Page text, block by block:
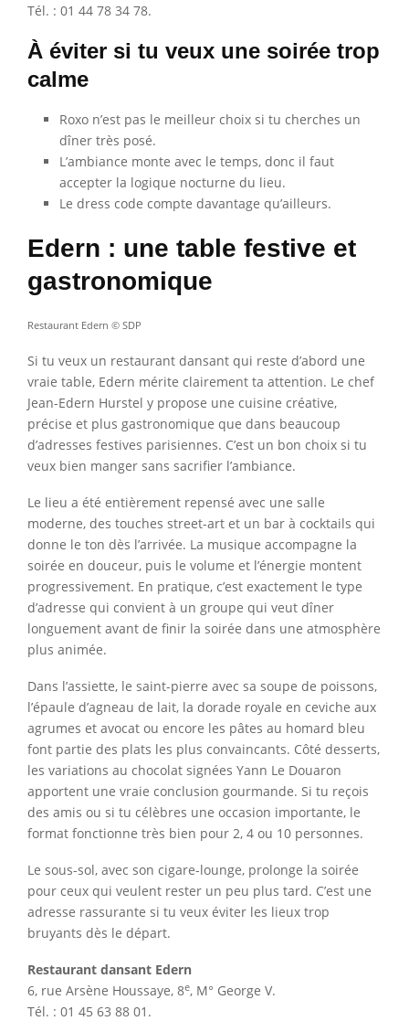
Tél. : 01 44 78 34 78.
À éviter si tu veux une soirée trop
calme
Roxo n’est pas le meilleur choix si tu cherches un
dîner très posé.
L’ambiance monte avec le temps, donc il faut
accepter la logique nocturne du lieu.
Le dress code compte davantage qu’ailleurs.
Edern : une table festive et
gastronomique
Restaurant Edern © SDP
Si tu veux un restaurant dansant qui reste d’abord une
vraie table, Edern mérite clairement ta attention. Le chef
Jean-Edern Hurstel y propose une cuisine créative,
précise et plus gastronomique que dans beaucoup
d’adresses festives parisiennes. C’est un bon choix si tu
veux bien manger sans sacrifier l’ambiance.
Le lieu a été entièrement repensé avec une salle
moderne, des touches street-art et un bar à cocktails qui
donne le ton dès l’arrivée. La musique accompagne la
soirée en douceur, puis le volume et l’énergie montent
progressivement. En pratique, c’est exactement le type
d’adresse qui convient à un groupe qui veut dîner
longuement avant de finir la soirée dans une atmosphère
plus animée.
Dans l’assiette, le saint-pierre avec sa soupe de poissons,
l’épaule d’agneau de lait, la dorade royale en ceviche aux
agrumes et avocat ou encore les pâtes au homard bleu
font partie des plats les plus convaincants. Côté desserts,
les variations au chocolat signées Yann Le Douaron
apportent une vraie conclusion gourmande. Si tu reçois
des amis ou si tu célèbres une occasion importante, le
format fonctionne très bien pour 2, 4 ou 10 personnes.
Le sous-sol, avec son cigare-lounge, prolonge la soirée
pour ceux qui veulent rester un peu plus tard. C’est une
adresse rassurante si tu veux éviter les lieux trop
bruyants dès le départ.
Restaurant dansant Edern
6, rue Arsène Houssaye, 8e, M° George V.
Tél. : 01 45 63 88 01.